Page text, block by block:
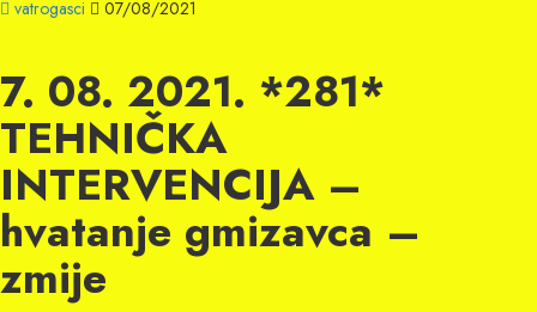
vatrogasci 07/08/2021
7. 08. 2021. *281*
TEHNIČKA
INTERVENCIJA –
hvatanje gmizavca –
zmije